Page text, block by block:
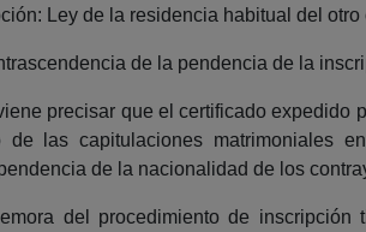
Ley de la residencia habitual del
de la pendencia de la
precisar que el certificado expedido
de las capitulaciones matrimoniales
de la nacionalidad de los
del procedimiento de